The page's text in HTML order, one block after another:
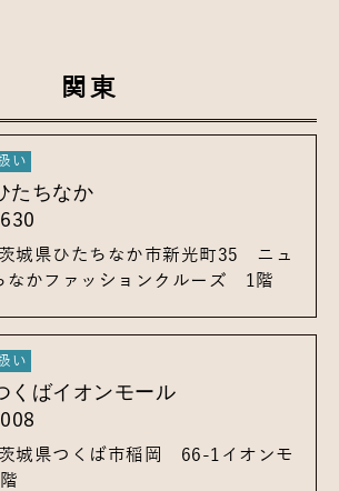
関東
たちなか
茨城県ひたちなか市新光町35 ニュ
なかファッションクルーズ 1階
くばイオンモール
茨城県つくば市稲岡 66-1 イオンモ